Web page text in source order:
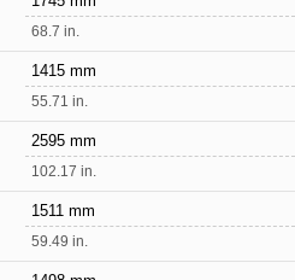
68.7 in.
1415 mm
55.71 in.
2595 mm
102.17 in.
1511 mm
59.49 in.